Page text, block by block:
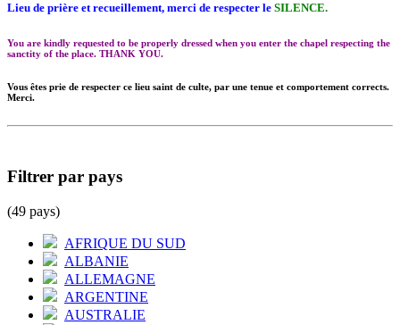
Lieu de prière et recueillement, merci de respecter le SILENCE.
You are kindly requested to be properly dressed when you enter the chapel respecting the
sanctity of the place. THANK YOU.
Vous êtes prie de respecter ce lieu saint de culte, par une tenue et comportement corrects.
Merci.
Filtrer par pays
(49 pays)
AFRIQUE DU SUD
ALBANIE
ALLEMAGNE
ARGENTINE
AUSTRALIE